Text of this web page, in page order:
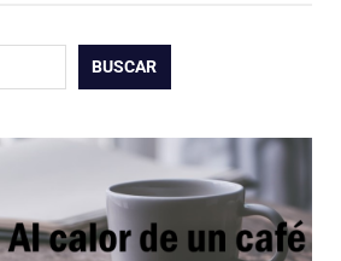
BUSCAR